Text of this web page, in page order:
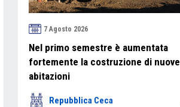
7 Agosto 2026
Nel primo semestre è aumentata
fortemente la costruzione di nuove
abitazioni
Repubblica Ceca